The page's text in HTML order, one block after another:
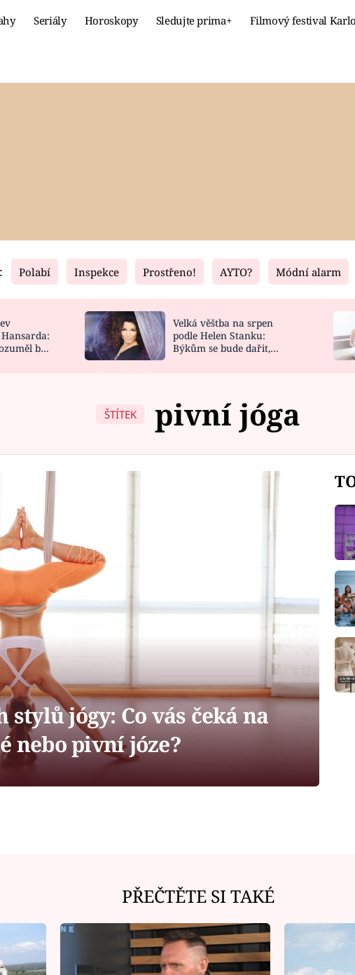
Seriály Horoskopy Sledujte prima+ Filmový festival
Fresh
NOVINKY
VIDEORECEPTY
Living
DESIGN
Polabí Inspekce Prostřeno! AYTO? Módní alarm
by
Velká věštba na srpen
podle Helen Stanku:
Býkům se bude dařit,
ŠTÍTEK pivní jóga
jógy: Co vás čeká na
nebo pivní józe?
PŘEČTĚTE SI TAKÉ